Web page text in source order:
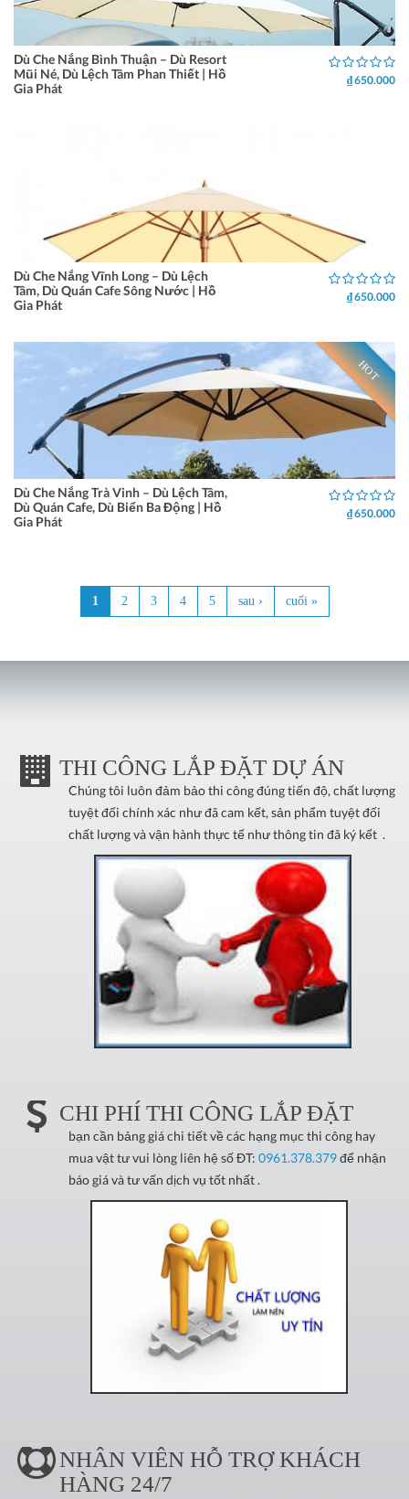
Dù Che Nắng Bình Thuận – Dù Resort
Mũi Né, Dù Lệch Tâm Phan Thiết | Hồ
Gia Phát
₫ 650.000
Dù Che Nắng Vĩnh Long – Dù Lệch
Tâm, Dù Quán Cafe Sông Nước | Hồ
Gia Phát
₫ 650.000
HOT
Dù Che Nắng Trà Vinh – Dù Lệch Tâm,
Dù Quán Cafe, Dù Biển Ba Động | Hồ
Gia Phát
₫ 650.000
Trang 1 2 3 4 5 sau › cuối »
THI CÔNG LẮP ĐẶT DỰ ÁN
Chúng tôi luôn đảm bảo thi công đúng tiến độ, chất lượng
tuyệt đối chính xác như đã cam kết, sản phẩm tuyệt đối
chất lượng và vận hành thực tế như thông tin đã ký kết .
CHI PHÍ THI CÔNG LẮP ĐẶT
bạn cần bảng giá chi tiết về các hạng mục thi công hay
mua vật tư vui lòng liên hệ số ĐT: 0961.378.379để nhận
báo giá và tư vấn dịch vụ tốt nhất .
NHÂN VIÊN HỖ TRỢ KHÁCH
HÀNG 24/7